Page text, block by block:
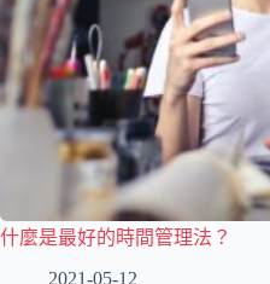
什麼是最好的時間管理法？
2021-05-12